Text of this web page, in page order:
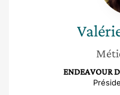
ENDEAVOUR